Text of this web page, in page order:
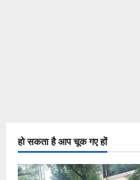
हो सकता है आप चूक गए हों